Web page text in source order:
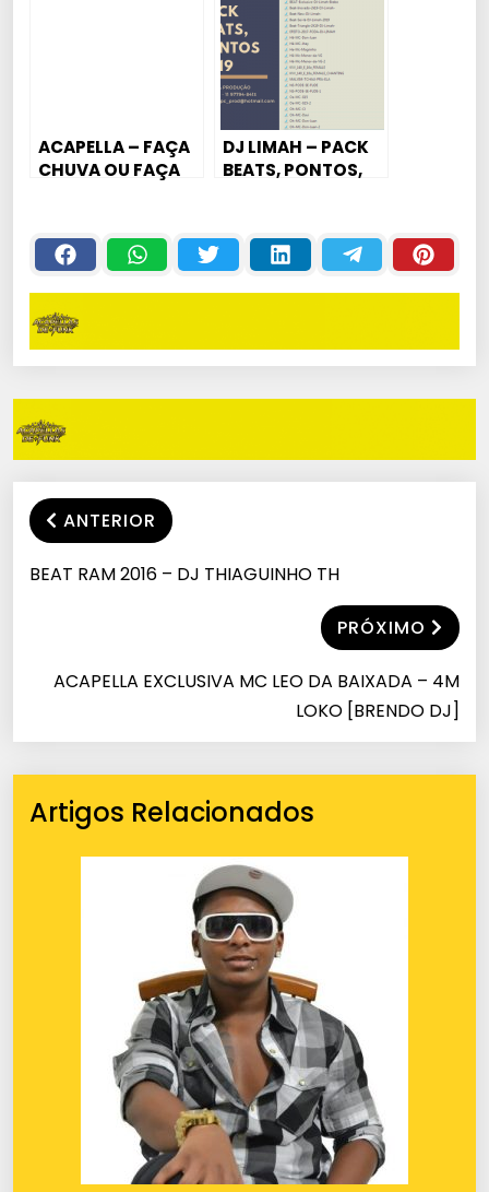
ACAPELLA – FAÇA
CHUVA OU FAÇA
DJ LIMAH – PACK
BEATS, PONTOS,
ANTERIOR
BEAT RAM 2016 – DJ THIAGUINHO TH
PRÓXIMO
ACAPELLA EXCLUSIVA MC LEO DA BAIXADA – 4M
LOKO [BRENDO DJ]
Artigos Relacionados